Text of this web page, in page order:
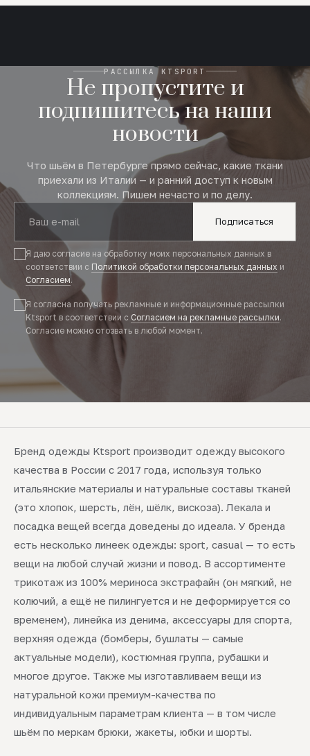
РАССЫЛКА KTSPORT
Не пропустите и
подпишитесь на наши
новости
Что шьём в Петербурге прямо сейчас, какие ткани
приехали из Италии — и ранний доступ к новым
коллекциям. Пишем нечасто и по делу.
Подписаться
Я даю согласие на обработку моих персональных данных в
соответствии с Политикой обработки персональных данных и
Согласием.
Я согласна получать рекламные и информационные рассылки
Ktsport в соответствии с Согласием на рекламные рассылки.
Согласие можно отозвать в любой момент.
Бренд одежды Ktsport производит одежду высокого
качества в России с 2017 года, используя только
итальянские материалы и натуральные составы тканей
(это хлопок, шерсть, лён, шёлк, вискоза). Лекала и
посадка вещей всегда доведены до идеала. У бренда
есть несколько линеек одежды: sport, casual — то есть
вещи на любой случай жизни и повод. В ассортименте
трикотаж из 100% мериноса экстрафайн (он мягкий, не
колючий, а ещё не пилингуется и не деформируется со
временем), линейка из денима, аксессуары для спорта,
верхняя одежда (бомберы, бушлаты — самые
актуальные модели), костюмная группа, рубашки и
многое другое. Также мы изготавливаем вещи из
натуральной кожи премиум-качества по
индивидуальным параметрам клиента — в том числе
шьём по меркам брюки, жакеты, юбки и шорты.